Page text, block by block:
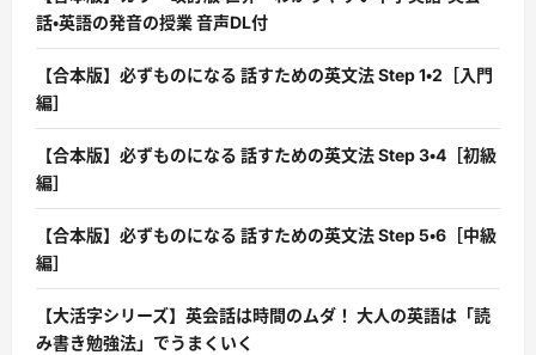
話・英語の発音の授業 音声DL付
【合本版】必ずものになる 話すための英文法 Step 1・2［入門
編］
【合本版】必ずものになる 話すための英文法 Step 3・4［初級
編］
【合本版】必ずものになる 話すための英文法 Step 5・6［中級
編］
【大活字シリーズ】英会話は時間のムダ！ 大人の英語は「読
み書き勉強法」でうまくいく